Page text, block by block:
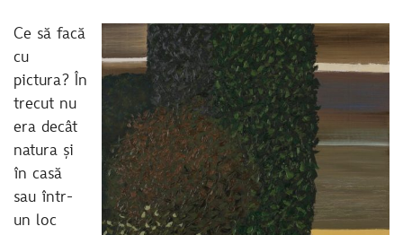
Ce să facă
cu
pictura? În
trecut nu
era decât
natura și
în casă
sau într-
un loc